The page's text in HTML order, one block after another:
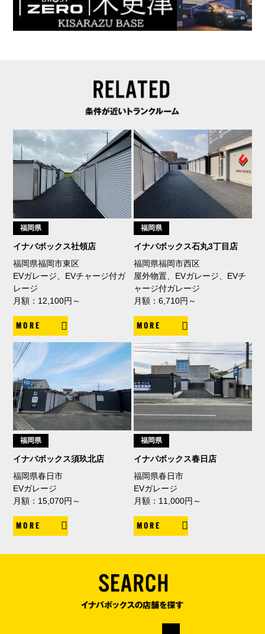
福岡県
イナバボックス社領店
福岡県福岡市東区
EVガレージ、EVチャージ付ガ
レージ
月額：12,100円～
MORE
福岡県
イナバボックス石丸3丁目店
福岡県福岡市西区
屋外物置、EVガレージ、EVチ
ャージ付ガレージ
月額：6,710円～
MORE
福岡県
イナバボックス須玖北店
福岡県春日市
EVガレージ
月額：15,070円～
MORE
福岡県
イナバボックス春日店
福岡県春日市
EVガレージ
月額：11,000円～
MORE